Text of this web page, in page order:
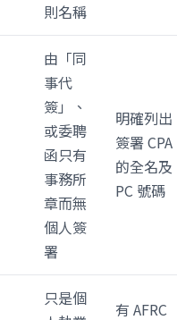
則名稱
由「同
事代
簽」、
或委聘
函只有
事務所
章而無
個人簽
署
明確列出
簽署 CPA
的全名及
PC 號碼
只是個
有 AFRC